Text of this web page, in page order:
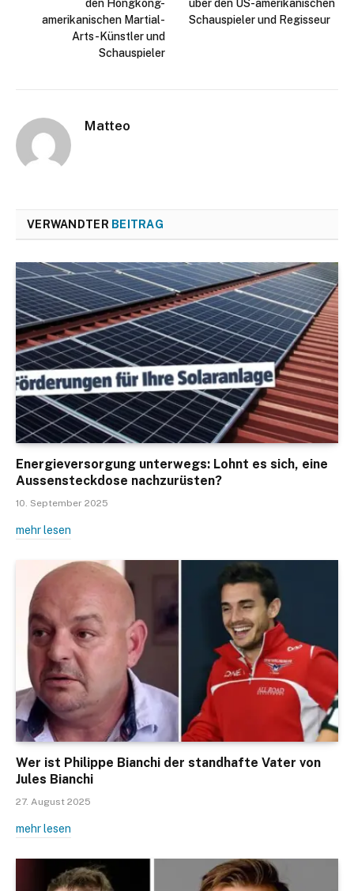
den Hongkong-
amerikanischen Martial-
Arts-Künstler und
Schauspieler
über den US-amerikanischen
Schauspieler und Regisseur
Matteo
VERWANDTER BEITRAG
Energieversorgung unterwegs: Lohnt es sich, eine
Aussensteckdose nachzurüsten?
10. September 2025
mehr lesen
Wer ist Philippe Bianchi der standhafte Vater von
Jules Bianchi
27. August 2025
mehr lesen